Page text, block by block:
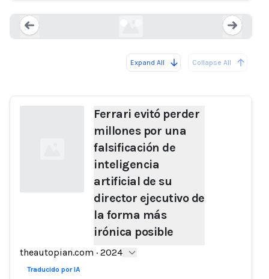
Expand All Collapse All
Ferrari evitó perder
millones por una
falsificación de
inteligencia
artificial de su
director ejecutivo de
la forma más
irónica posible
theautopian.com · 2024
Traducido por IA